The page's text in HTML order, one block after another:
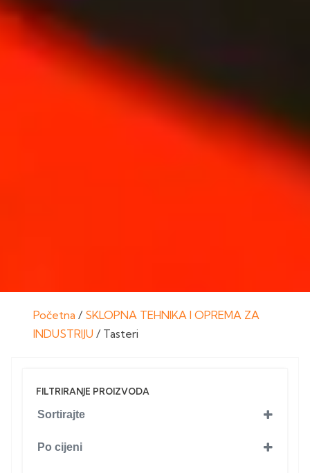
Početna / SKLOPNA TEHNIKA I OPREMA ZA
INDUSTRIJU / Tasteri
FILTRIRANJE PROIZVODA
Sortirajte
Po cijeni